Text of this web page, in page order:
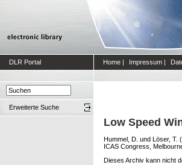
DLR Portal Home | Impressum |
Erweiterte Suche
Low Speed
Hummel, D. und Löser, T.
ICAS Congress,
Dieses Archiv kann nicht